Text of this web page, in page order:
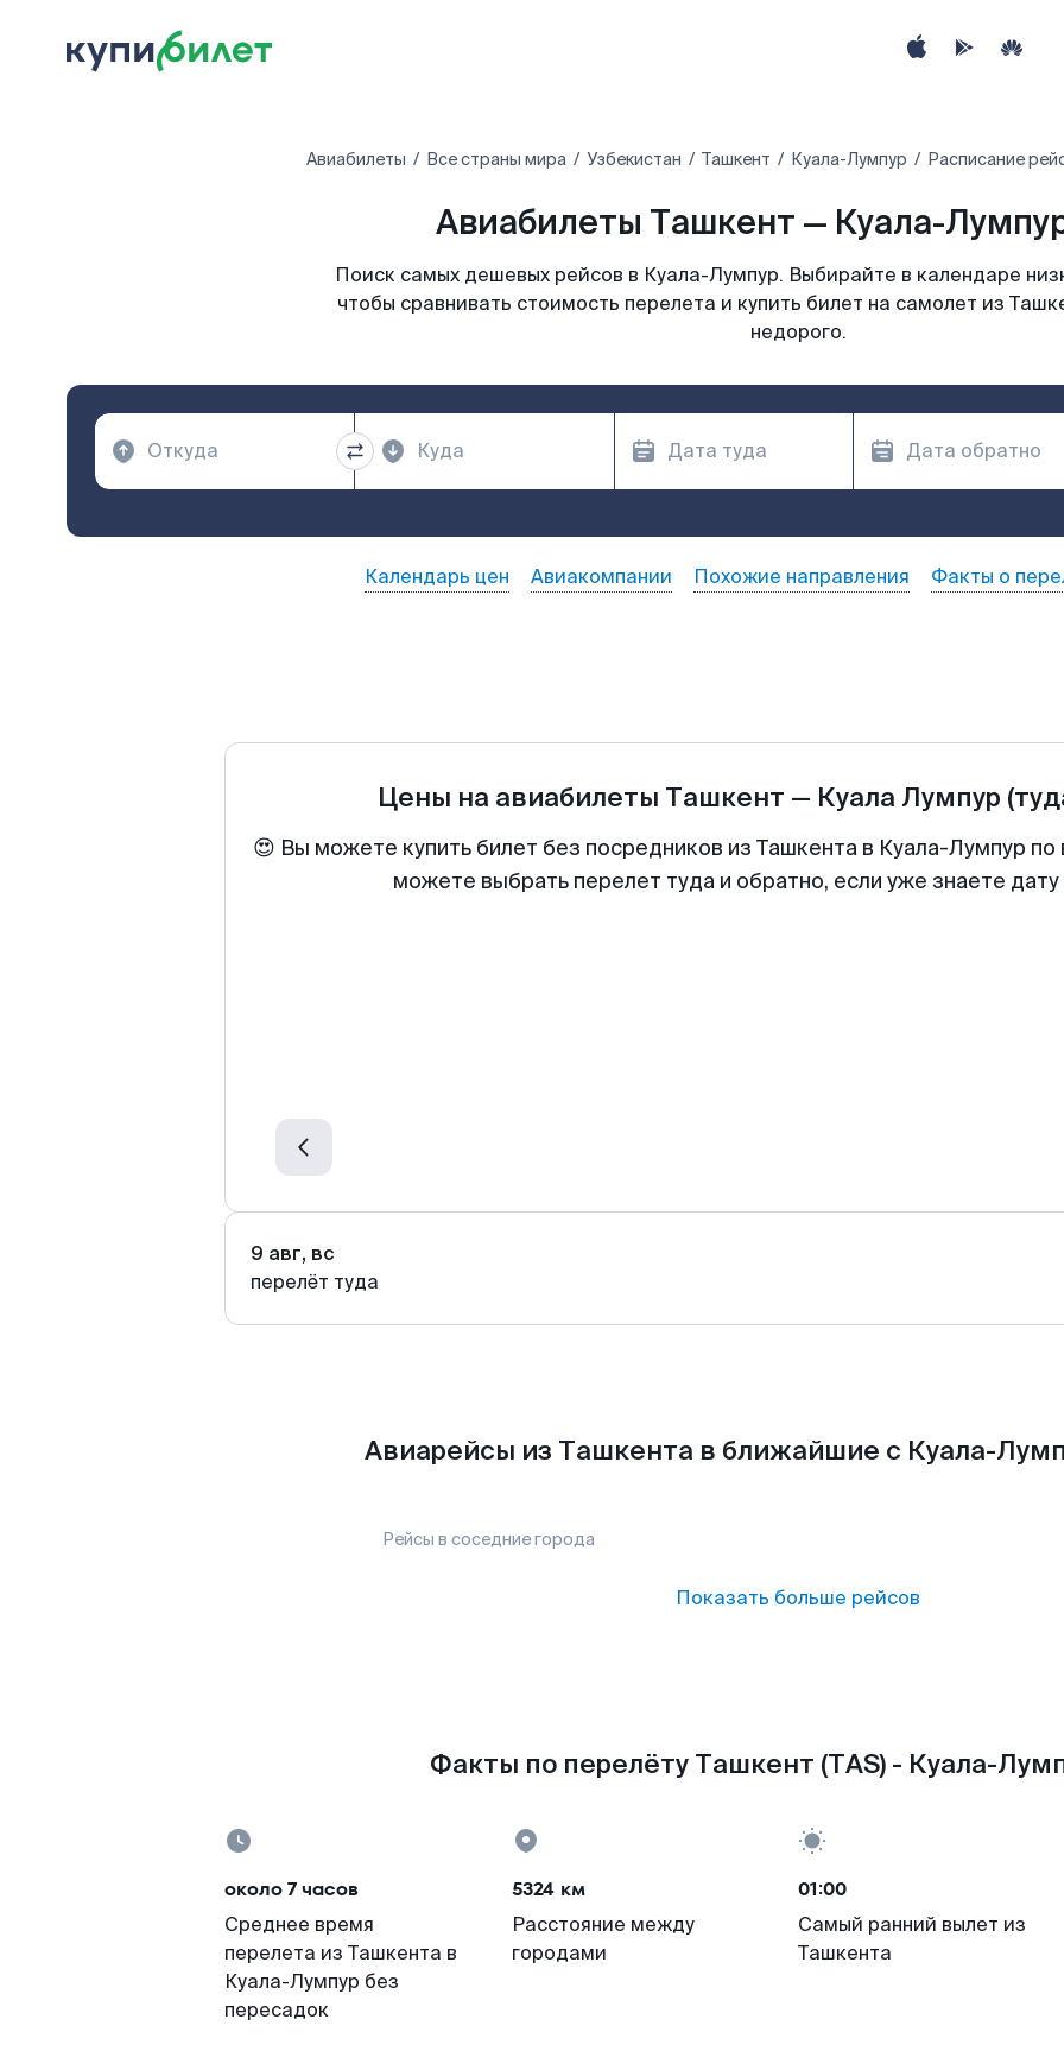
Авиабилеты Все страны мира Узбекистан Ташкент Куала-Лумпур Расписание
Авиабилеты Ташкент — Куала-
Поиск самых дешевых рейсов в Куала-Лумпур. Выбирайте в календаре
чтобы сравнивать стоимость перелета и купить билет на самолет из
недорого.
Календарь цен Авиакомпании Похожие направления Факты о
Цены на авиабилеты Ташкент — Куала Лумпур
😍 Вы можете купить билет без посредников из Ташкента в Куала-Лумпур
можете выбрать перелет туда и обратно, если уже знаете
9 авг, вс
перелёт туда
Авиарейсы из Ташкента в ближайшие с Куала-
Рейсы в соседние города
Показать больше рейсов
Факты по перелёту Ташкент (TAS) - Куала-
около 7 часов
Среднее время
перелета из Ташкента в
Куала-Лумпур без
пересадок
5324 км
Расстояние между
городами
01:00
Самый ранний вылет из
Ташкента